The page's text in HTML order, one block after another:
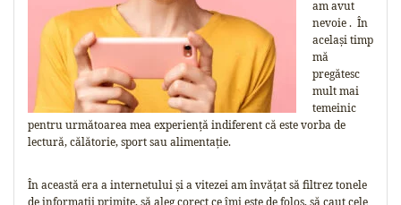
am avut
nevoie . În
același timp
mă
pregătesc
mult mai
temeinic
pentru următoarea mea experiență indiferent că este vorba de
lectură, călătorie, sport sau alimentație.
În această era a internetului și a vitezei am învățat să filtrez tonele
de informații primite, să aleg corect ce îmi este de folos, să caut cele